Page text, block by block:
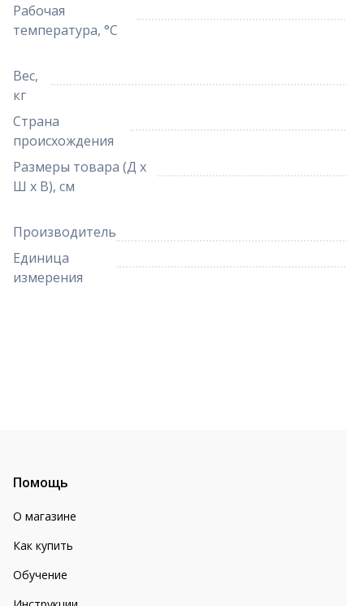
Рабочая
температура, °С
Вес,
кг
Страна
происхождения
Размеры товара (Д х
Ш х В), см
Производитель
Единица
измерения
Помощь
О магазине
Как купить
Обучение